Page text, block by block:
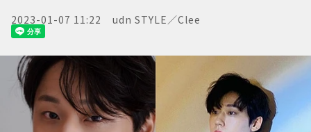
2023-01-07 11:22 udn STYLE／Clee